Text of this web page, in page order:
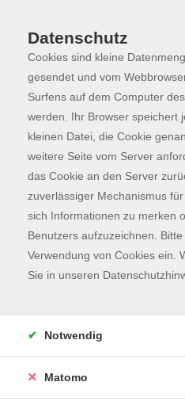
Skip to main content
Programm
Der Kurs konnte nicht
Datenschutz
Cookies sind kleine
gesendet und vom
Surfens auf dem Computer
werden. Ihr Browser speichert
kleinen Datei, die Cookie
weitere Seite vom Server
das Cookie an den Server
zuverlässiger Mechanismus
sich Informationen zu merken
Benutzers aufzuzeichnen.
Verwendung von Cookies ein.
Sie in unseren
Notwendig
Matomo